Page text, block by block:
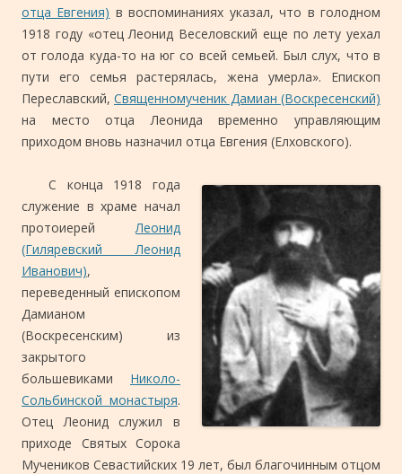
отца Евгения) в воспоминаниях указал, что в голодном
1918 году «отец Леонид Веселовский еще по лету уехал
от голода куда-то на юг со всей семьей. Был слух, что в
пути его семья растерялась, жена умерла». Епископ
Переславский, Священномученик Дамиан (Воскресенский)
на место отца Леонида временно управляющим
приходом вновь назначил отца Евгения (Елховского).
С конца 1918 года
служение в храме начал
протоиерей Леонид
(Гиляревский Леонид
Иванович),
переведенный епископом
Дамианом
(Воскресенским) из
закрытого
большевиками Николо-
Сольбинской монастыря.
Отец Леонид служил в
приходе Святых Сорока
Мучеников Севастийских 19 лет, был благочинным отцом